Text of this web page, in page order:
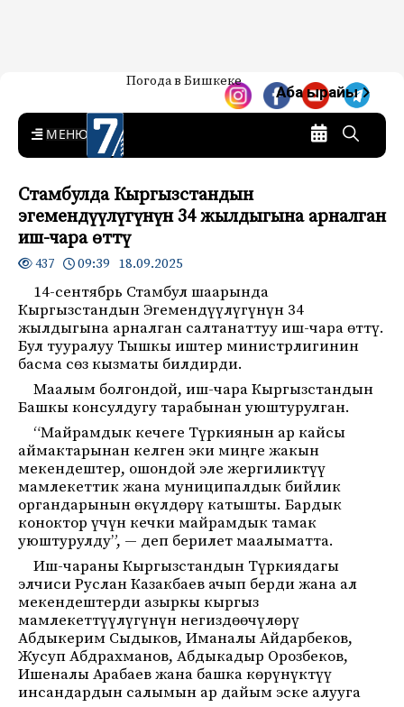
7-канал. Жаңылыктар —
Кыргызстан
Жаңылыктар — Кыргызстан
Погода в Бишкеке
Аба ырайы
MENU
Стамбулда Кыргызстандын
эгемендүүлүгүнүн 34 жылдыгына арналган
иш-чара өттү
437 09:39 18.09.2025
14-сентябрь Стамбул шаарында
Кыргызстандын Эгемендүүлүгүнүн 34
жылдыгына арналган салтанаттуу иш-чара өттү.
Бул тууралуу Тышкы иштер министрлигинин
басма сөз кызматы билдирди.
Маалым болгондой, иш-чара Кыргызстандын
Башкы консулдугу тарабынан уюштурулган.
“Майрамдык кечеге Түркиянын ар кайсы
аймактарынан келген эки миңге жакын
мекендештер, ошондой эле жергиликтүү
мамлекеттик жана муниципалдык бийлик
органдарынын өкүлдөрү катышты. Бардык
коноктор үчүн кечки майрамдык тамак
уюштурулду”, — деп берилет маалыматта.
Иш-чараны Кыргызстандын Түркиядагы
элчиси Руслан Казакбаев ачып берди жана ал
мекендештерди азыркы кыргыз
мамлекеттүүлүгүнүн негиздөөчүлөрү
Абдыкерим Сыдыков, Иманалы Айдарбеков,
Жусуп Абдрахманов, Абдыкадыр Орозбеков,
Ишеналы Арабаев жана башка көрүнүктүү
инсандардын салымын ар дайым эске алууга